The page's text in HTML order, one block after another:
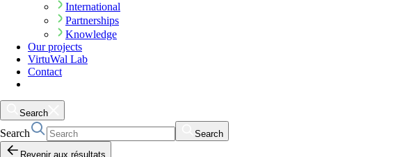
International
Partnerships
Knowledge
Our projects
VirtuWal Lab
Contact
Search
Search
Search
Revenir aux résultats